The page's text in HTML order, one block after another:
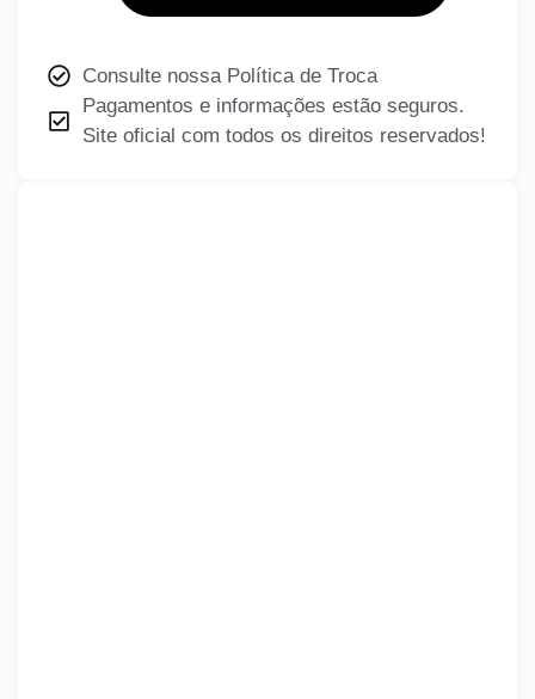
Consulte nossa Política de Troca
Pagamentos e informações estão seguros.
Site oficial com todos os direitos reservados!